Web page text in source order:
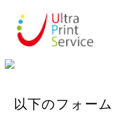
以下のフォー